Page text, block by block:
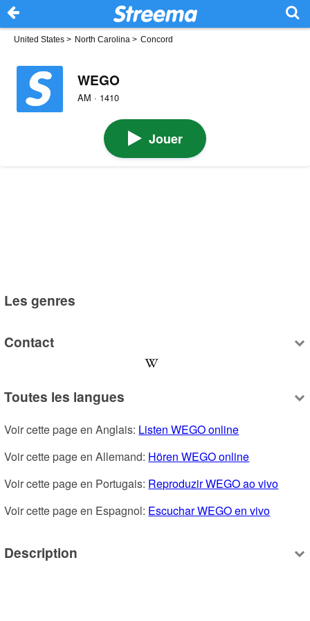
United States > North Carolina > Concord
WEGO
AM · 1410
Jouer
Les genres
Contact
Toutes les langues
Voir cette page en Anglais: Listen WEGO online
Voir cette page en Allemand: Hören WEGO online
Voir cette page en Portugais: Reproduzir WEGO ao vivo
Voir cette page en Espagnol: Escuchar WEGO en vivo
Description